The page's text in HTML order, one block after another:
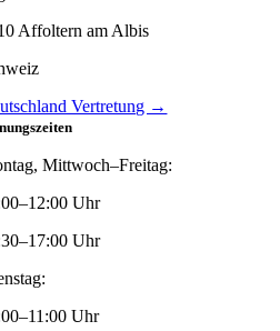
Affoltern am Albis
Vertretung →
Mittwoch–Freitag:
Uhr
Uhr
Uhr